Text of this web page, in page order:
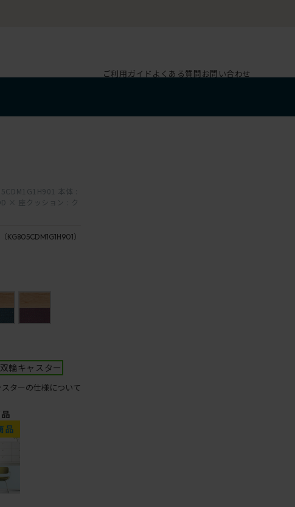
ご利用ガイド よくある質問お問い合わせ
本体 :
× 座クッション : ク
（KG805CDM1G1H901）
輪キャスター
スターの仕様について